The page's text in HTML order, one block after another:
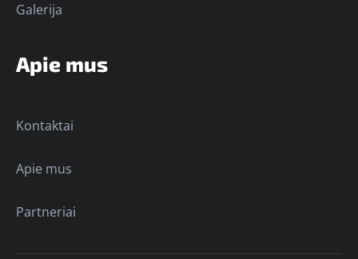
Galerija
Apie mus
Kontaktai
Apie mus
Partneriai